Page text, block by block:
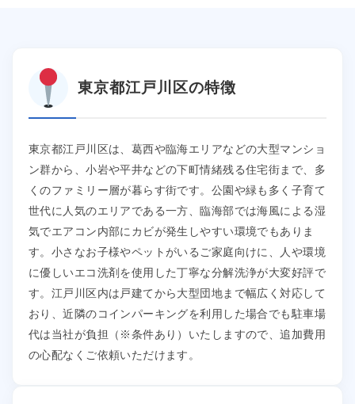
東京都江戸川区の特徴
東京都江戸川区は、葛西や臨海エリアなどの大型マンショ
ン群から、小岩や平井などの下町情緒残る住宅街まで、多
くのファミリー層が暮らす街です。公園や緑も多く子育て
世代に人気のエリアである一方、臨海部では海風による湿
気でエアコン内部にカビが発生しやすい環境でもありま
す。小さなお子様やペットがいるご家庭向けに、人や環境
に優しいエコ洗剤を使用した丁寧な分解洗浄が大変好評で
す。江戸川区内は戸建てから大型団地まで幅広く対応して
おり、近隣のコインパーキングを利用した場合でも駐車場
代は当社が負担（※条件あり）いたしますので、追加費用
の心配なくご依頼いただけます。